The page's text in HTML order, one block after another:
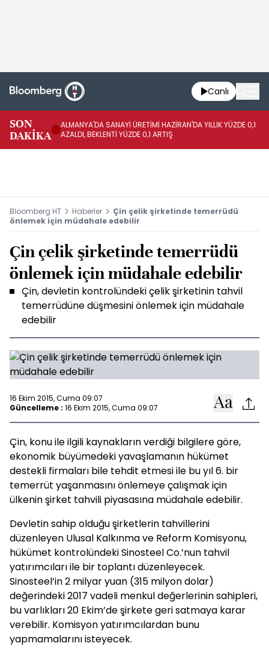
Canlı
SON
DAKİKA
ALMANYA'DA SANAYİ ÜRETİMİ HAZİRAN'DA YILLIK YÜZDE 0,1
AZALDI, BEKLENTİ YÜZDE 0,1 ARTIŞ
Bloomberg HT Haberler
Çin çelik şirketinde temerrüdü
önlemek için müdahale edebilir
Çin çelik şirketinde temerrüdü
önlemek için müdahale edebilir
Çin, devletin kontrolündeki çelik şirketinin tahvil
temerrüdüne düşmesini önlemek için müdahale
edebilir
16 Ekim 2015, Cuma 09:07
Güncelleme : 16 Ekim 2015, Cuma 09:07
Çin, konu ile ilgili kaynakların verdiği bilgilere göre,
ekonomik büyümedeki yavaşlamanın hükümet
destekli firmaları bile tehdit etmesi ile bu yıl 6. bir
temerrüt yaşanmasını önlemeye çalışmak için
ülkenin şirket tahvili piyasasına müdahale edebilir.
Devletin sahip olduğu şirketlerin tahvillerini
düzenleyen Ulusal Kalkınma ve Reform Komisyonu,
hükümet kontrolündeki Sinosteel Co.’nun tahvil
yatırımcıları ile bir toplantı düzenleyecek.
Sinosteel’in 2 milyar yuan (315 milyon dolar)
değerindeki 2017 vadeli menkul değerlerinin sahipleri,
bu varlıkları 20 Ekim’de şirkete geri satmaya karar
verebilir. Komisyon yatırımcılardan bunu
yapmamalarını isteyecek.